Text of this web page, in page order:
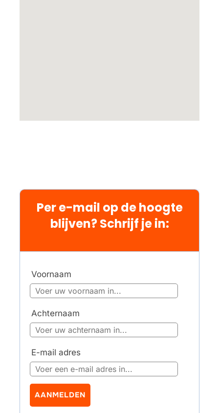
Per e-mail op de hoogte
blijven? Schrijf je in:
Voornaam
Achternaam
E-mail adres
AANMELDEN